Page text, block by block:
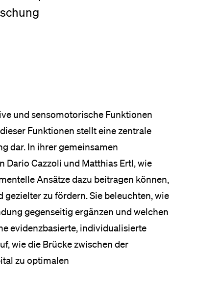
und sensomotorische Funktionen
Funktionen stellt eine zentrale
dar. In ihrer gemeinsamen
Cazzoli und Matthias Ertl, wie
Ansätze dazu beitragen können,
zu fördern. Sie beleuchten, wie
gegenseitig ergänzen und welchen
evidenzbasierte, individualisierte
wie die Brücke zwischen der
zu optimalen
und Zulassung